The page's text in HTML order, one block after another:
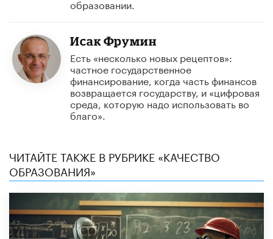
образовании.
Исак Фрумин
Есть «несколько новых рецептов»:
частное государственное
финансирование, когда часть финансов
возвращается государству, и «цифровая
среда, которую надо использовать во
благо».
ЧИТАЙТЕ ТАКЖЕ В РУБРИКЕ «КАЧЕСТВО
ОБРАЗОВАНИЯ»